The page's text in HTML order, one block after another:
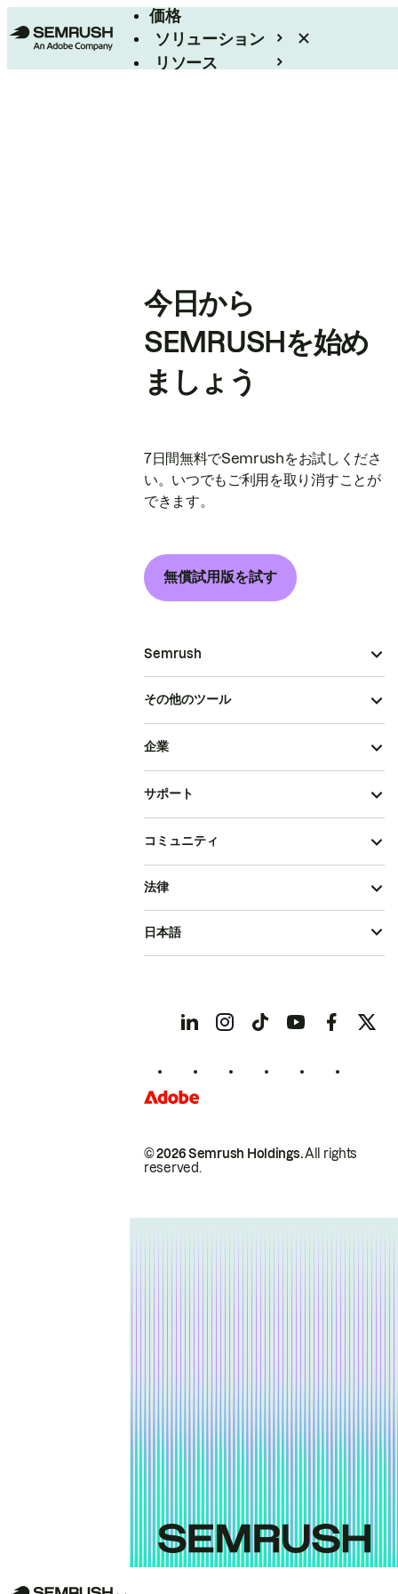
価格
ソリューション
リソース
今日から
SEMRUSHを始め
ましょう
7日間無料でSemrushをお試しくださ
い。いつでもご利用を取り消すことが
できます。
無償試用版を試す
Semrush
その他のツール
企業
サポート
コミュニティ
© 2026 Semrush Holdings.All rights
reserved.
法律
日本語